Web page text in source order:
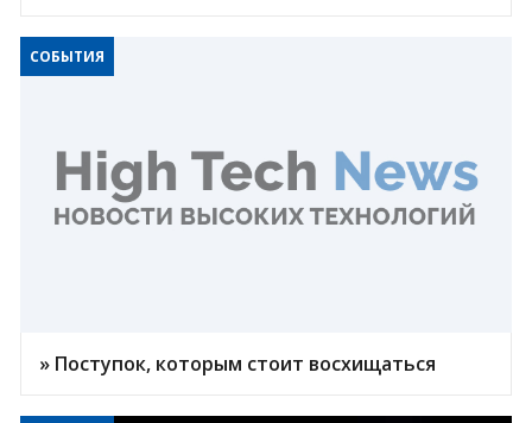
СОБЫТИЯ
» Поступок, которым стоит восхищаться